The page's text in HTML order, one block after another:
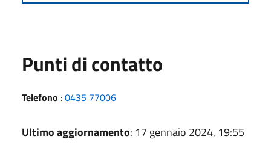
Punti di contatto
Telefono :0435 77006
Ultimo aggiornamento: 17 gennaio 2024, 19:55